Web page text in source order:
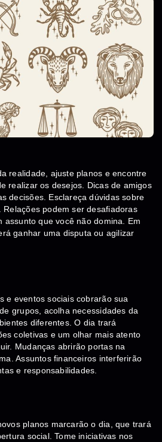
realidade, ajuste planos e encontre
realizar os desejos. Dicas de amigos
decisões. Esclareça dúvidas sobre
podem ser desafiadoras
assunto que você não domina. Em
ganhar uma disputa ou agilizar
e eventos sociais cobrarão sua
grupos, acolha necessidades da
diferentes. O dia trará
coletivas e um olhar mais atento
Mudanças abrirão portas na
Assuntos financeiros interferirão
e responsabilidades.
planos marcarão o dia, que trará
social. Tome iniciativas nos